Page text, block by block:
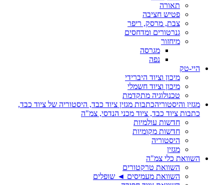
תאורה
פטיש חציבה
צבת, מרסק, ריפר
גנרטורים ומדחסים
מיחזור
מגרסה
נפה
היי-טק
מיכון וציוד היברידי
מיכון וציוד חשמלי
טכנולוגיה מתקדמת
מגזין והיסטוריהכתבות מגזין ציוד כבד, היסטוריה של ציוד כבד,
כתבות ציוד כבד, ציוד מכני הנדסי, צמ"ה
חדשות עולמיות
חדשות מקומיות
היסטוריה
מגזין
השוואת כלי צמ"ה
השוואת טרקטורים
השוואת מעמיסים ◄ שופלים